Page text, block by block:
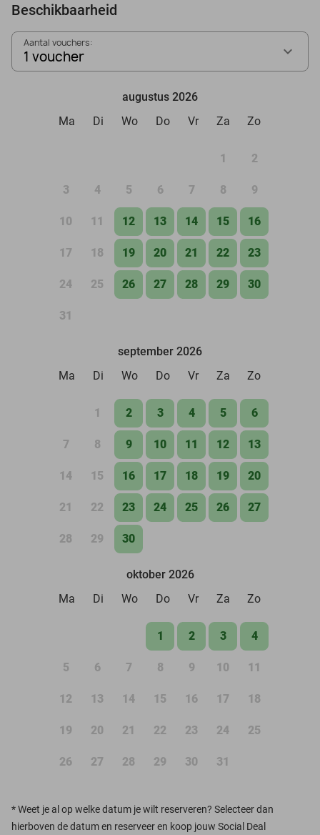
Beschikbaarheid
Aantal vouchers:
1 voucher
augustus 2026
Ma
Di Wo Do Vr Za Zo
1 2
3 4 5 6 7 8 9
10 11 12 13 14 15 16
17 18 19 20 21 22 23
24 25 26 27 28 29 30
31
september 2026
Ma
Di Wo Do Vr Za Zo
1 2 3 4 5 6
7 8 9 10 11 12 13
14 15 16 17 18 19 20
21 22 23 24 25 26 27
28 29 30
oktober 2026
Ma
Di Wo Do Vr Za Zo
1 2 3 4
5 6 7 8 9 10 11
12 13 14 15 16 17 18
19 20 21 22 23 24 25
26 27 28 29 30 31
*Weet je al op welke datum je wilt reserveren? Selecteer dan
hierboven de datum en reserveer en koop jouw Social Deal